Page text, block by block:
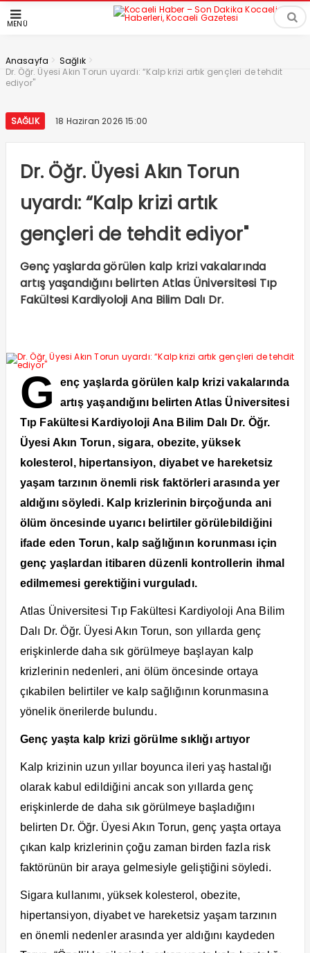
MENÜ
Anasayfa > Sağlık >
Dr. Öğr. Üyesi Akın Torun uyardı: “Kalp krizi artık gençleri de tehdit
ediyor"
SAĞLIK 18 Haziran 2026 15:00
Dr. Öğr. Üyesi Akın Torun
uyardı: “Kalp krizi artık
gençleri de tehdit ediyor"
Genç yaşlarda görülen kalp krizi vakalarında
artış yaşandığını belirten Atlas Üniversitesi Tıp
Fakültesi Kardiyoloji Ana Bilim Dalı Dr.
G
enç yaşlarda görülen kalp krizi vakalarında
artış yaşandığını belirten Atlas Üniversitesi
Tıp Fakültesi Kardiyoloji Ana Bilim Dalı Dr. Öğr.
Üyesi Akın Torun, sigara, obezite, yüksek
kolesterol, hipertansiyon, diyabet ve hareketsiz
yaşam tarzının önemli risk faktörleri arasında yer
aldığını söyledi. Kalp krizlerinin birçoğunda ani
ölüm öncesinde uyarıcı belirtiler görülebildiğini
ifade eden Torun, kalp sağlığının korunması için
genç yaşlardan itibaren düzenli kontrollerin ihmal
edilmemesi gerektiğini vurguladı.
Atlas Üniversitesi Tıp Fakültesi Kardiyoloji Ana Bilim
Dalı Dr. Öğr. Üyesi Akın Torun, son yıllarda genç
erişkinlerde daha sık görülmeye başlayan kalp
krizlerinin nedenleri, ani ölüm öncesinde ortaya
çıkabilen belirtiler ve kalp sağlığının korunmasına
yönelik önerilerde bulundu.
Genç yaşta kalp krizi görülme sıklığı artıyor
Kalp krizinin uzun yıllar boyunca ileri yaş hastalığı
olarak kabul edildiğini ancak son yıllarda genç
erişkinlerde de daha sık görülmeye başladığını
belirten Dr. Öğr. Üyesi Akın Torun, genç yaşta ortaya
çıkan kalp krizlerinin çoğu zaman birden fazla risk
faktörünün bir araya gelmesiyle geliştiğini söyledi.
Sigara kullanımı, yüksek kolesterol, obezite,
hipertansiyon, diyabet ve hareketsiz yaşam tarzının
en önemli nedenler arasında yer aldığını kaydeden